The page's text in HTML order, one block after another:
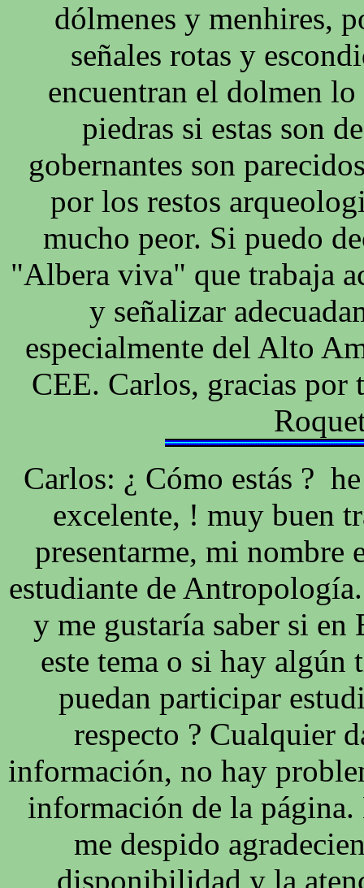
dólmenes y menhires,
señales rotas y
encuentran el dolmen
piedras si estas son
gobernantes son
por los restos
mucho peor. Si puedo
"Albera viva" que trabaja
y señalizar
especialmente del Alto
CEE. Carlos, gracias por
Carlos: ¿ Cómo estás ?
excelente, ! muy buen
presentarme, mi nombre
estudiante de
y me gustaría saber si en
este tema o si hay algún
puedan participar
respecto ? Cualquier
información, no hay
información de la
me despido
disponibilidad y la